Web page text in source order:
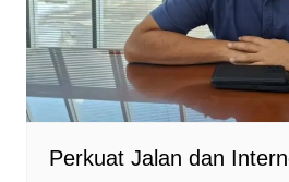
Perkuat Jalan dan